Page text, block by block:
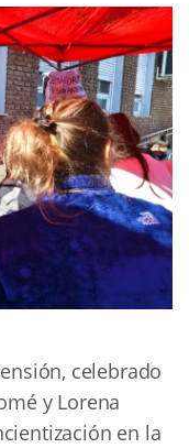
celebrado
y Lorena
en la